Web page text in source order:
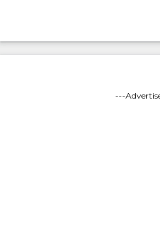
---